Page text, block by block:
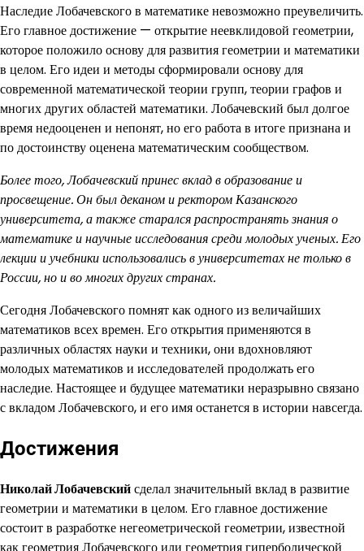
Наследие Лобачевского в математике невозможно преувеличить.
Его главное достижение — открытие неевклидовой геометрии,
которое положило основу для развития геометрии и математики
в целом. Его идеи и методы сформировали основу для
современной математической теории групп, теории графов и
многих других областей математики. Лобачевский был долгое
время недооценен и непонят, но его работа в итоге признана и
по достоинству оценена математическим сообществом.
Более того, Лобачевский принес вклад в образование и
просвещение. Он был деканом и ректором Казанского
университета, а также старался распространять знания о
математике и научные исследования среди молодых ученых. Его
лекции и учебники использовались в университетах не только в
России, но и во многих других странах.
Сегодня Лобачевского помнят как одного из величайших
математиков всех времен. Его открытия применяются в
различных областях науки и техники, они вдохновляют
молодых математиков и исследователей продолжать его
наследие. Настоящее и будущее математики неразрывно связано
с вкладом Лобачевского, и его имя останется в истории навсегда.
Достижения
Николай Лобачевскийсделал значительный вклад в развитие
геометрии и математики в целом. Его главное достижение
состоит в разработке негеометрической геометрии, известной
как геометрия Лобачевского или геометрия гиперболической